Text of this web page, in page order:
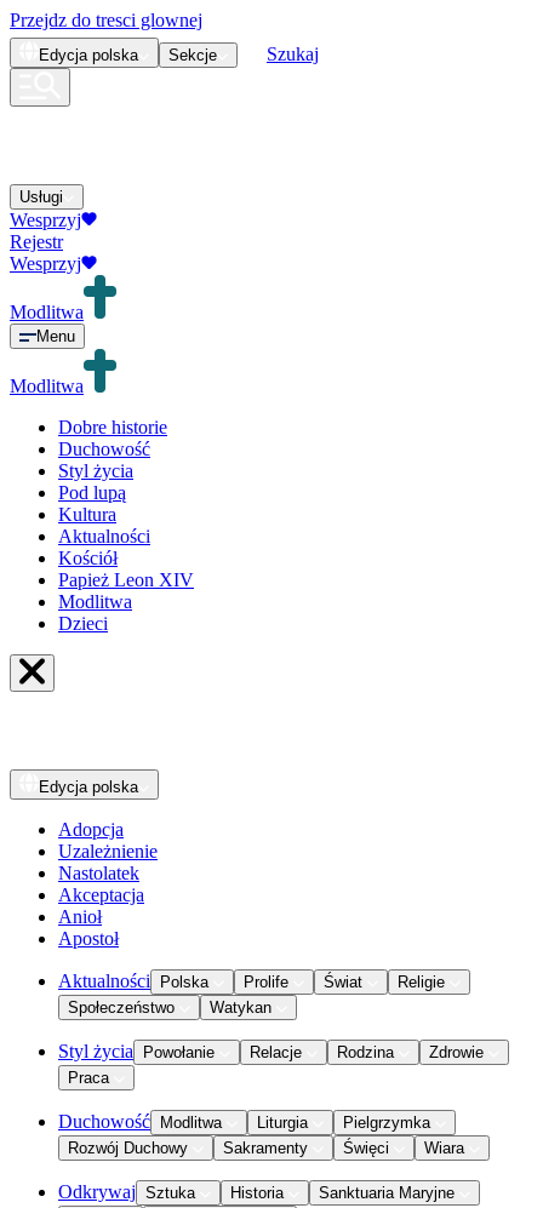
Przejdz do tresci glownej
Edycja polska Sekcje Szukaj
Usługi
Wesprzyj
Rejestr
Wesprzyj
Modlitwa
Menu
Modlitwa
Dobre historie
Duchowość
Styl życia
Pod lupą
Kultura
Aktualności
Kościół
Papież Leon XIV
Modlitwa
Dzieci
Edycja polska
Adopcja
Uzależnienie
Nastolatek
Akceptacja
Anioł
Apostoł
Aktualności Polska Prolife Świat
Religie
Społeczeństwo
Watykan
Styl życia Powołanie Relacje Rodzina
Zdrowie
Praca
Duchowość Modlitwa Liturgia
Pielgrzymka
Rozwój Duchowy
Sakramenty Święci Wiara
Odkrywaj Sztuka Historia
Sanktuaria Maryjne